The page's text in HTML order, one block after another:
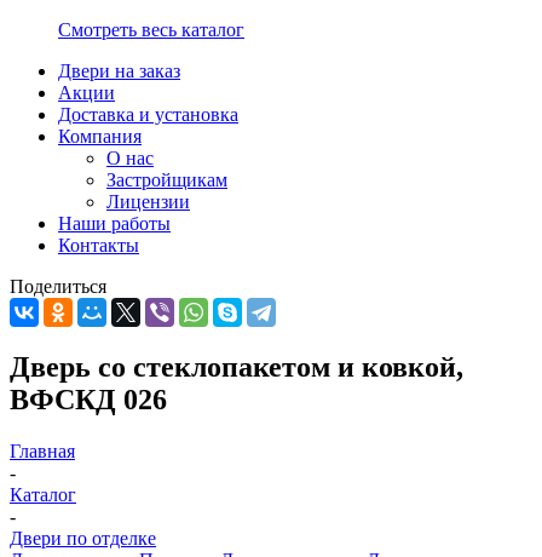
Смотреть весь каталог
Двери на заказ
Акции
Доставка и установка
Компания
О нас
Застройщикам
Лицензии
Наши работы
Контакты
Поделиться
Дверь со стеклопакетом и ковкой,
ВФСКД 026
Главная
-
Каталог
-
Двери по отделке